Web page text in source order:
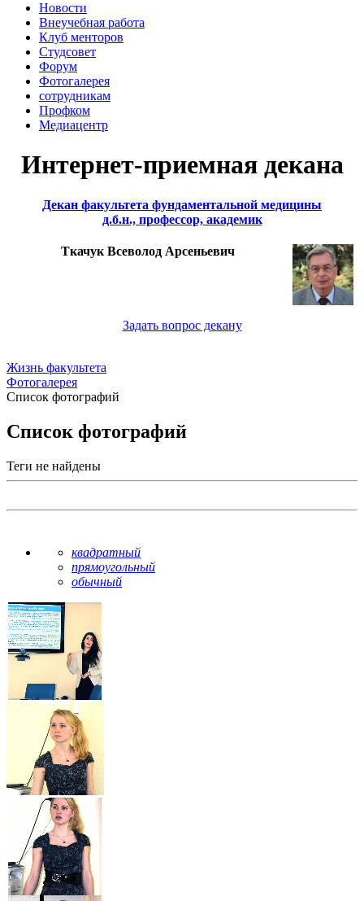
Новости
Внеучебная работа
Клуб менторов
Студсовет
Форум
Фотогалерея
сотрудникам
Профком
Медиацентр
Интернет-приемная декана
Декан факультета фундаментальной медицины
д.б.н., профессор, академик
Ткачук Всеволод Арсеньевич
Задать вопрос декану
Жизнь факультета
Фотогалерея
Список фотографий
Список фотографий
Теги не найдены
квадратный
прямоугольный
обычный